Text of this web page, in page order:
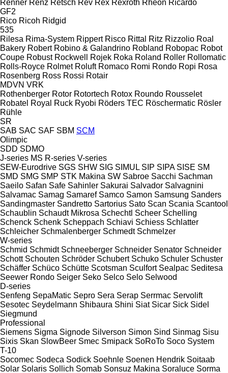
Renner Renz Retsch Rev Rex Rexroth Rheon Ricardo
GF2
Rico Ricoh Ridgid
535
Rilesa Rima-System Rippert Risco Rittal Ritz Rizzolio Roal
Bakery Robert Robino & Galandrino Robland Robopac Robot
Coupe Robust Rockwell Rojek Roka Roland Roller Rollomatic
Rolls-Royce Rolmet Roluft Romaco Romi Rondo Ropi Rosa
Rosenberg Ross Rossi Rotair
MDVN VRK
Rothenberger Rotor Rotortech Rotox Roundo Rousselet
Robatel Royal Ruck Ryobi Röders TEC Röschermatic Rösler
Rühle
SR
SAB SAC SAF SBM SCM
Olimpic
SDD SDMO
J-series MS R-series V-series
SEW-Eurodrive SGS SHW SIG SIMUL SIP SIPA SISE SM
SMD SMG SMP STK Makina SW Sabroe Sacchi Sachman
Saeilo Safan Safe Sahinler Sakurai Salvador Salvagnini
Salvamac Samag Samaref Samco Samon Samsung Sanders
Sandingmaster Sandretto Sartorius Sato Scan Scania Scantool
Schaublin Schaudt Mikrosa Schechtl Scheer Schelling
Schenck Schenk Scheppach Schiavi Schiess Schlatter
Schleicher Schmalenberger Schmedt Schmelzer
W-series
Schmid Schmidt Schneeberger Schneider Senator Schneider
Schott Schouten Schröder Schubert Schuko Schuler Schuster
Schäffer Schüco Schütte Scotsman Sculfort Sealpac Seditesa
Seewer Rondo Seiger Seko Selco Selo Selwood
D-series
Senfeng SepaMatic Sepro Sera Serap Serrmac Servolift
Sesotec Seydelmann Shibaura Shini Siat Sicar Sick Sidel
Siegmund
Professional
Siemens Sigma Signode Silverson Simon Sind Sinmag Sisu
Sixis Skan SlowBeer Smec Smipack SoRoTo Soco System
T-10
Socomec Sodeca Sodick Soehnle Soenen Hendrik Soitaab
Solar Solaris Sollich Somab Sonsuz Makina Soraluce Sorma